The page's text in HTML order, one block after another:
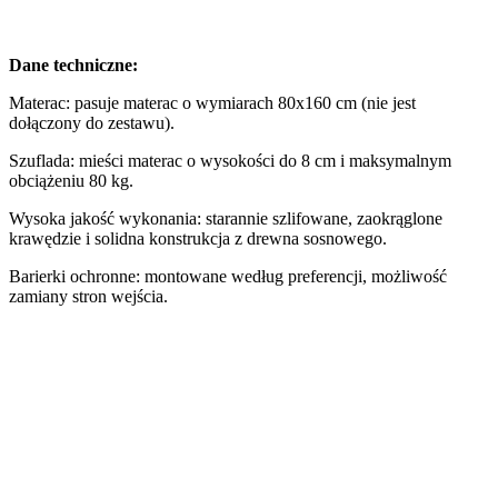
Dane techniczne:
Materac: pasuje materac o wymiarach 80x160 cm (nie jest
dołączony do zestawu).
Szuflada: mieści materac o wysokości do 8 cm i maksymalnym
obciążeniu 80 kg.
Wysoka jakość wykonania: starannie szlifowane, zaokrąglone
krawędzie i solidna konstrukcja z drewna sosnowego.
Barierki ochronne: montowane według preferencji, możliwość
zamiany stron wejścia.